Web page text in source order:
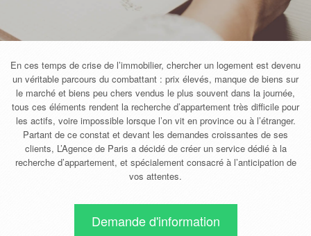
En ces temps de crise de l’immobilier, chercher un logement est devenu
un véritable parcours du combattant : prix élevés, manque de biens sur
le marché et biens peu chers vendus le plus souvent dans la journée,
tous ces éléments rendent la recherche d’appartement très difficile pour
les actifs, voire impossible lorsque l’on vit en province ou à l’étranger.
Partant de ce constat et devant les demandes croissantes de ses
clients, L’Agence de Paris a décidé de créer un service dédié à la
recherche d’appartement, et spécialement consacré à l’anticipation de
vos attentes.
Demande d'information